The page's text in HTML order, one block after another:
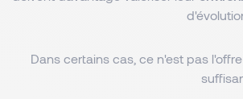
Dans certains cas, ce n'est pas